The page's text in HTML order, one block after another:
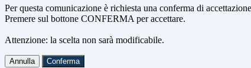
Per questa comunicazione è richiesta una conferma di
Premere sul bottone CONFERMA per accettare.
Attenzione: la scelta non sarà modificabile.
Annulla Conferma